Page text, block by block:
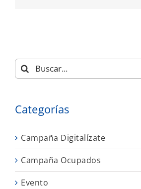
Buscar:
Categorías
Campaña Digitalízate
Campaña Ocupados
Evento